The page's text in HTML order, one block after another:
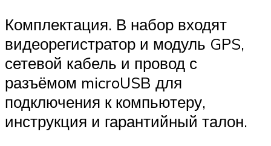
Комплектация. В набор входят
видеорегистратор и модуль GPS,
сетевой кабель и провод с
разъёмом microUSB для
подключения к компьютеру,
инструкция и гарантийный талон.